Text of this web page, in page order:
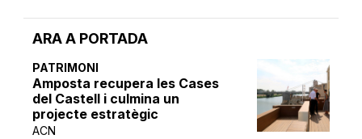
ARA A PORTADA
PATRIMONI
Amposta recupera les Cases
del Castell i culmina un
projecte estratègic
ACN